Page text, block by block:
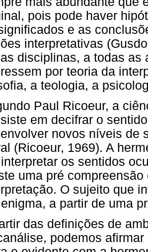
pois pode haver
e as
interpretativas
disciplinas, a todas as
por teoria da
a teologia, a
Paul Ricoeur, a
em decifrar o
novos níveis de
(Ricoeur, 1969). A
os sentidos
uma pré
O sujeito que
a partir de uma
das definições de
podemos